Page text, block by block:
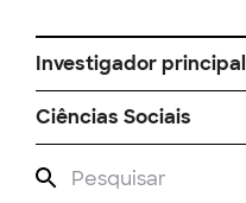
Investigador principal
Ciências Sociais